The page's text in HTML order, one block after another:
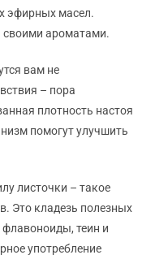
эфирных масел.
своими ароматами.
вам не
– пора
плотность настоя
помогут улучшить
листочки – такое
Это кладезь полезных
теин и
употребление